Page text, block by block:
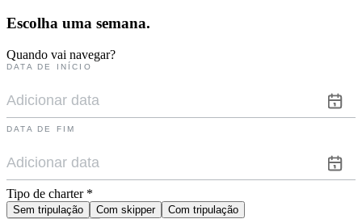
Escolha uma semana.
Quando vai navegar?
DATA DE INÍCIO
DATA DE FIM
Tipo de charter *
Sem tripulação Com skipper
Com tripulação